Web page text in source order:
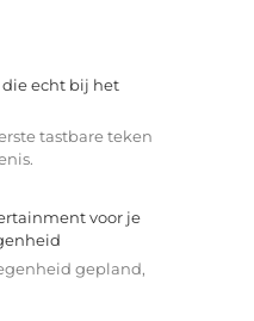
echt bij het
tastbare teken
voor je
gepland,